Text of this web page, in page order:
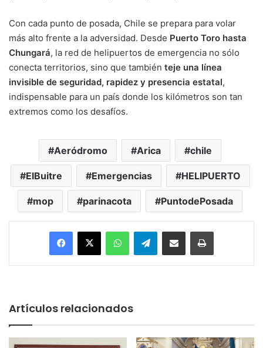
Con cada punto de posada, Chile se prepara para volar
más alto frente a la adversidad. Desde Puerto Toro hasta
Chungará, la red de helipuertos de emergencia no sólo
conecta territorios, sino que también teje una línea
invisible de seguridad, rapidez y presencia estatal,
indispensable para un país donde los kilómetros son tan
extremos como los desafíos.
Aeródromo Arica chile
ElBuitre Emergencias HELIPUERTO
mop parinacota PuntodePosada
Facebook
X WhatsAppTelegramEnviar vía email Imprimir
Artículos relacionados